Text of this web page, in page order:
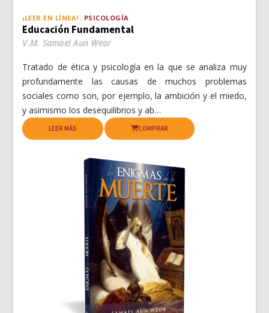
¡LEER EN LÍNEA! PSICOLOGÍA
Educación Fundamental
V.M. Samael Aun Weor
Tratado de ética y psicología en la que se analiza muy
profundamente las causas de muchos problemas
sociales como son, por ejemplo, la ambición y el miedo,
y asimismo los desequilibrios y ab…
LEER MÁS COMPRAR